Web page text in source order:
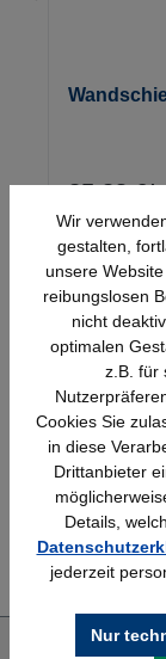
25,23 €*
Schnelle
Bewährt seit
Über uns
Wir
gestalten,
unsere
reibungslosen
nicht
optimalen
z.B. für
Cookies Sie
in diese
Drittanbieter
Details,
jederzeit
Nur